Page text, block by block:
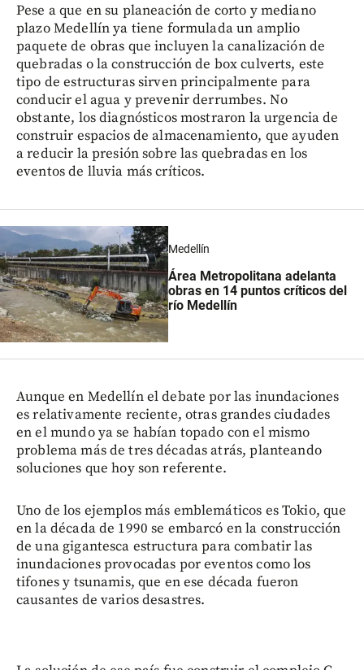
Pese a que en su planeación de corto y mediano
plazo Medellín ya tiene formulada un amplio
paquete de obras que incluyen la canalización de
quebradas o la construcción de box culverts, este
tipo de estructuras sirven principalmente para
conducir el agua y prevenir derrumbes. No
obstante, los diagnósticos mostraron la urgencia de
construir espacios de almacenamiento, que ayuden
a reducir la presión sobre las quebradas en los
eventos de lluvia más críticos.
Medellín
Área Metropolitana adelanta
obras en 14 puntos críticos del
río Medellín
Aunque en Medellín el debate por las inundaciones
es relativamente reciente, otras grandes ciudades
en el mundo ya se habían topado con el mismo
problema más de tres décadas atrás, planteando
soluciones que hoy son referente.
Uno de los ejemplos más emblemáticos es Tokio, que
en la década de 1990 se embarcó en la construcción
de una gigantesca estructura para combatir las
inundaciones provocadas por eventos como los
tifones y tsunamis, que en ese década fueron
causantes de varios desastres.